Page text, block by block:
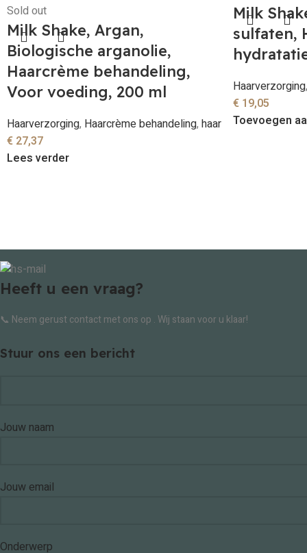
Sold out
Milk Shake, Argan,
Biologische arganolie,
Haarcrème behandeling,
Voor voeding, 200 ml
Haarverzorging, Haarcrème behandeling, haar
€ 27,37
Lees verder
Milk
sulfaten,
Haarverzorging,
€ 19,05
Toevoegen
Heeft u een vraag?
📞 Neem gerust contact met ons op . Wij staan voor u klaar!
Stuur ons een bericht
Jouw naam
Jouw email
Onderwerp